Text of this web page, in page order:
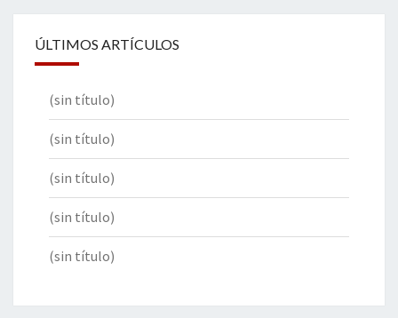
ÚLTIMOS ARTÍCULOS
(sin título)
(sin título)
(sin título)
(sin título)
(sin título)